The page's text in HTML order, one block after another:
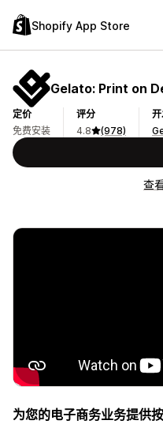
Shopify App Store
Gelato: Print on
定价
免费安装
评分
4.8
(978)
查
为您的电子商务业务提供